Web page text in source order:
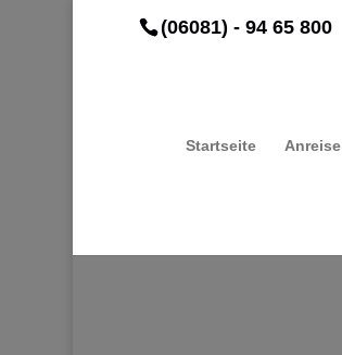
(06081) - 94 65 800
Startseite Anreise